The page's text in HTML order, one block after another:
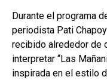
Durante el programa
periodista Pati
recibido alrededor de
interpretar “Las
inspirada en el estilo